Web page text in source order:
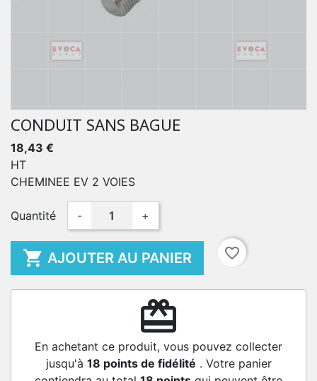
CONDUIT SANS BAGUE
18,43 €
HT
CHEMINEE EV 2 VOIES
Quantité - +
 AJOUTER AU PANIER favorite_border
redeem
En achetant ce produit, vous pouvez collecter
jusqu'à 18 points de fidélité . Votre panier